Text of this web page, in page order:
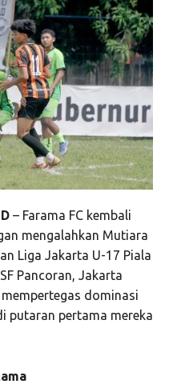
– Farama FC kembali
mengalahkan Mutiara
Liga Jakarta U-17 Piala
Pancoran, Jakarta
dominasi
putaran pertama mereka